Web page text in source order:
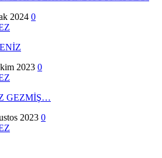
2024 0
2023 0
GEZMİŞ…
2023 0